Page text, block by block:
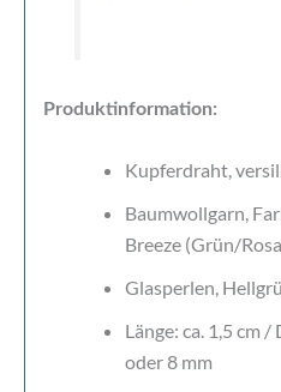
Produktinformation:
Kupferdraht,
Baumwollgarn,
Breeze (Grün/
Glasperlen,
Länge: ca. 1,5 cm
oder 8 mm